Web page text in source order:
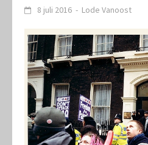
8 juli 2016 - Lode Vanoost